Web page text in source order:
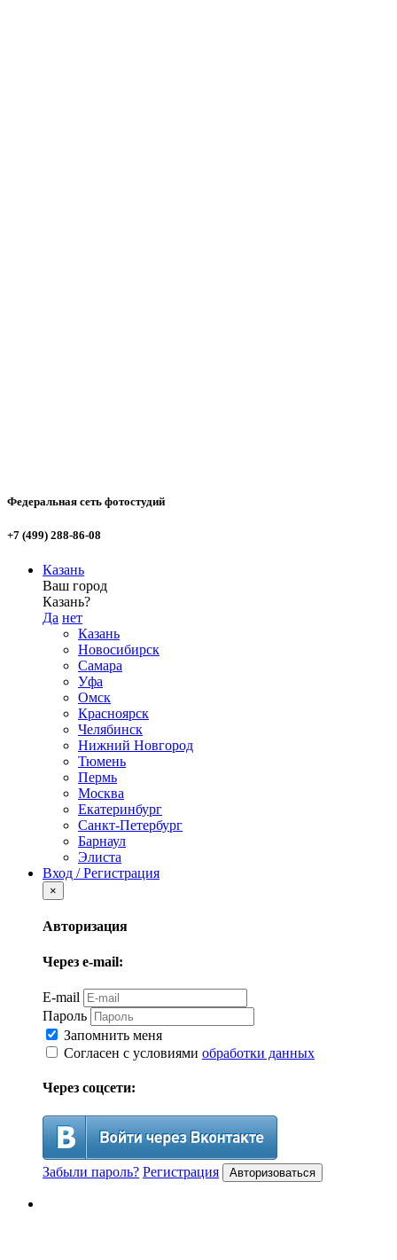
Федеральная сеть фотостудий
+7 (499) 288-86-08
Казань
Ваш город
Казань?
Да нет
Казань
Новосибирск
Самара
Уфа
Омск
Красноярск
Челябинск
Нижний Новгород
Тюмень
Пермь
Москва
Екатеринбург
Санкт-Петербург
Барнаул
Элиста
Вход / Регистрация
×
Авторизация
Через e-mail:
E-mail
Пароль
Запомнить меня
Согласен с условиями обработки данных
Через соцсети:
Забыли пароль? Регистрация Авторизоваться